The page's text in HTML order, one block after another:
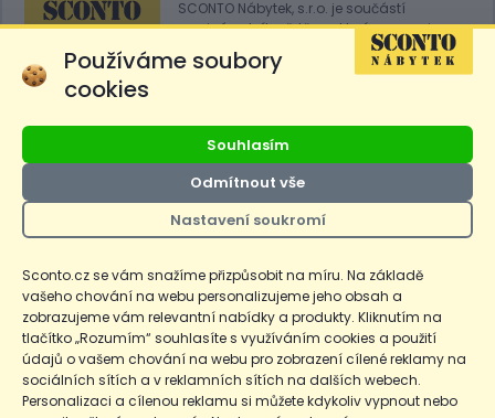
SCONTO Nábytek, s.r.o. je součástí
mezinárodního řetězce, který provozuje
obchodní domy
Sconto.
Ceny produktů na e-shopu sconto.cz jsou označeny následovně. Běžná
cena je cena bez označení, *Cena pro členy SCONTO Clubu, **Akční
dnů před prvním zlevněním. Dle zákona o ochraně spotřebitele §12a je
uvedená Běžná cena současně i nejnižší za 30 dní, pokud není Nejnižší
Běžná cena za 30 dní uvedena samostatně na detailu produktu.
CopyrightOchrana osobních údajůCookiesNastavení cookies
Používáme soubory
cookies
Souhlasím
Odmítnout vše
Nastavení soukromí
Sconto.cz se vám snažíme přizpůsobit na míru. Na základě
vašeho chování na webu personalizujeme jeho obsah a
zobrazujeme vám relevantní nabídky a produkty. Kliknutím na
tlačítko „Rozumím“ souhlasíte s využíváním cookies a použití
údajů o vašem chování na webu pro zobrazení cílené reklamy na
sociálních sítích a v reklamních sítích na dalších webech.
Personalizaci a cílenou reklamu si můžete kdykoliv vypnout nebo